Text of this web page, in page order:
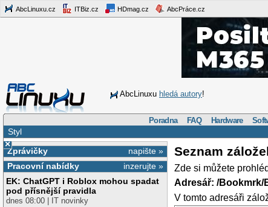
AbcLinuxu.cz ITBiz.cz HDmag.cz AbcPráce.cz
AbcLinuxu hledá autory!
Poradna FAQ Hardware
Styl
×
napište »
Zprávičky
inzerujte »
Pracovní nabídky
EK: ChatGPT i Roblox mohou spadat
pod přísnější pravidla
dnes 08:00 | IT novinky
Seznam
Zde si můžete
Adresář: /Bookmrk/
V tomto adresáři